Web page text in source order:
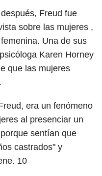
Freud fue
sobre las mujeres ,
Una de sus
Karen Horney
que las mujeres
era un fenómeno
al presenciar un
sentían que
castrados" y
10